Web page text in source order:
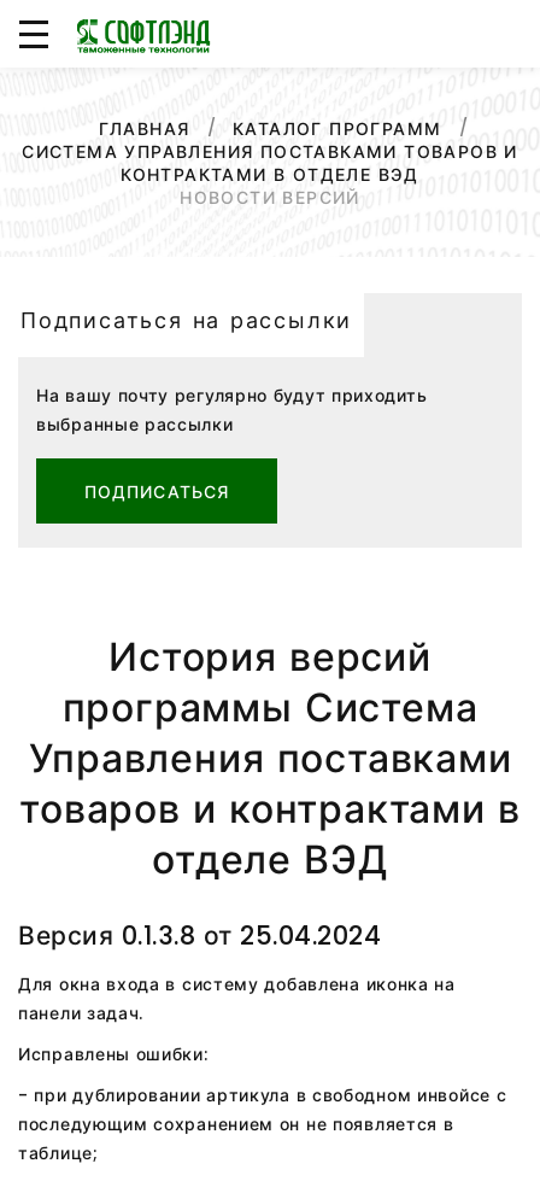
ГЛАВНАЯ
КАТАЛОГ ПРОГРАММ
СИСТЕМА УПРАВЛЕНИЯ ПОСТАВКАМИ ТОВАРОВ И
КОНТРАКТАМИ В ОТДЕЛЕ ВЭД
НОВОСТИ ВЕРСИЙ
Подписаться на рассылки
На вашу почту регулярно будут приходить
выбранные рассылки
ПОДПИСАТЬСЯ
История версий
программы Система
Управления поставками
товаров и контрактами в
отделе ВЭД
Версия 0.1.3.8 от 25.04.2024
Для окна входа в систему добавлена иконка на
панели задач.
Исправлены ошибки:
- при дублировании артикула в свободном инвойсе с
последующим сохранением он не появляется в
таблице;